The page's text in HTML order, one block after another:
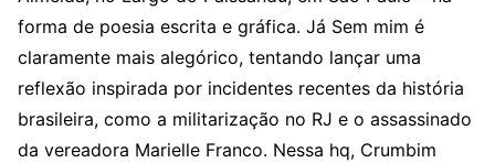
forma de poesia escrita e gráfica. Já Sem mim é
claramente mais alegórico, tentando lançar uma
reflexão inspirada por incidentes recentes da história
brasileira, como a militarização no RJ e o assassinado
da vereadora Marielle Franco. Nessa hq, Crumbim